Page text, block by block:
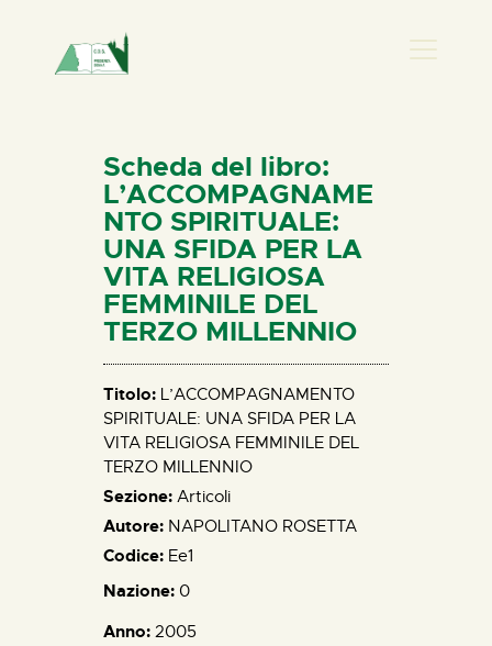
HOME
CHI SIAMO
NEWS
PERCORSI
BIBLIOTECA
ELISA SALERNO
CONTATTI
Scheda del libro:
L’ACCOMPAGNAME
NTO SPIRITUALE:
UNA SFIDA PER LA
VITA RELIGIOSA
FEMMINILE DEL
TERZO MILLENNIO
Titolo: L’ACCOMPAGNAMENTO
SPIRITUALE: UNA SFIDA PER LA
VITA RELIGIOSA FEMMINILE DEL
TERZO MILLENNIO
Sezione: Articoli
Autore: NAPOLITANO ROSETTA
Codice: Ee1
Nazione: 0
Anno: 2005